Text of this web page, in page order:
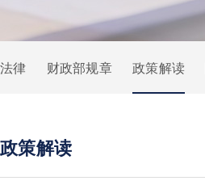
法律 财政部规章 政策解读
政策解读